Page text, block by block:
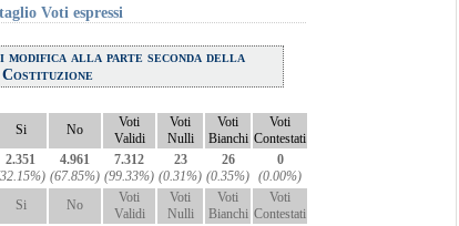
Voti espressi
modifica alla parte seconda della
Costituzione
Si No
Voti
Validi
Voti
Nulli
Voti
Bianchi
Voti
Contestati
2.351
4.961
(67.85%)
7.312
(99.33%)
23
(0.31%)
26
(0.35%)
0
(0.00%)
Si No
Voti
Validi
Voti
Nulli
Voti
Bianchi
Voti
Contestati